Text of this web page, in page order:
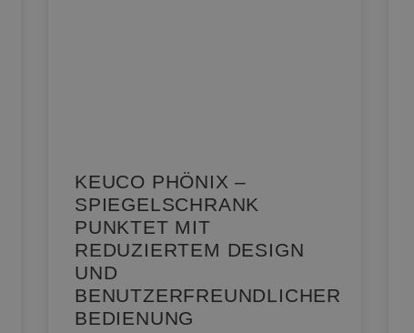
KEUCO PHÖNIX –
SPIEGELSCHRANK
PUNKTET MIT
REDUZIERTEM DESIGN
UND
BENUTZERFREUNDLICHER
BEDIENUNG